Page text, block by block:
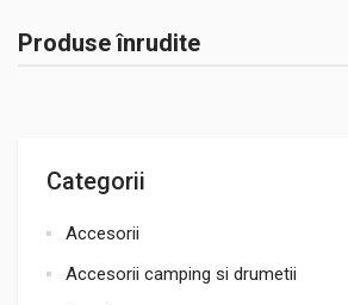
Categorii
Accesorii
Accesorii camping si drumetii
Produse înrudite